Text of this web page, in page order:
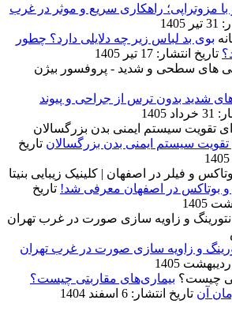
مزوتراپی؛ راهکاری سریع و موثر در غرب
بوی بد لباس زیر چه دلایلی دارد؟ چطور
تاریخ انتشار: 17 تیر 1405
شدید بدون ترس از جراحی و پیوند
1405
تقویت سیستم ایمنی بدن بزرگسالان تاریخ
و بوتاکس در اصفهان معرفی شد! تاریخ
و زاویه سازی صورت در غرب تهران
بیماری‌های مقاربتی چیست؟
آن تاریخ انتشار: 6 اسفند 1404